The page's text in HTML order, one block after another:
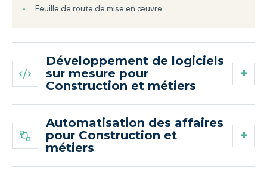
Feuille de route de mise en œuvre
Développement de logiciels
sur mesure pour
Construction et métiers
Automatisation des affaires
pour Construction et
métiers